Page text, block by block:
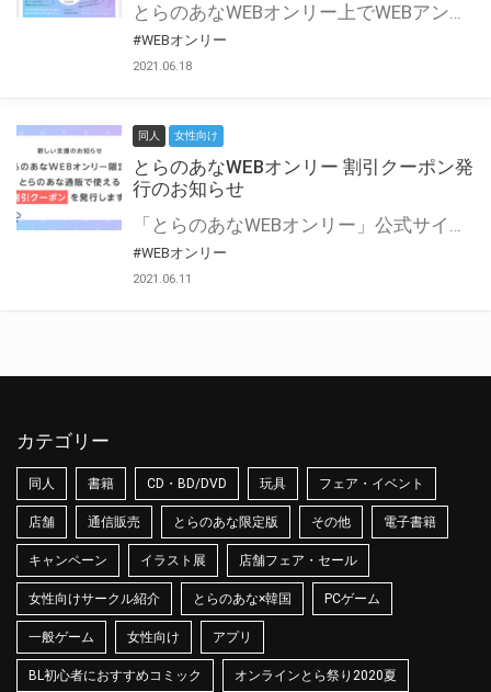
とらのあなWEBオンリー上でWEBアンソロジーが作成できる「記念コメント」について、その使い方や作成手順を解説します！ 支援タイプを「サークル参加型」「サークル参加型・マルシェ(イベント会場)機能付き」でお申し込みいただいている主催者様はぜひご活用ください♪ とらのあなWEBオンリーサイトはこちら
#WEBオンリー
2021.06.18
同人 女性向け
とらのあなWEBオンリー 割引クーポン発
行のお知らせ
「とらのあなWEBオンリー」公式サイトでとらのあな通販の「割引クーポン」を配布中！ イベントごとに開催当日限定で使える割引クーポンのシリアルコードを発行します。 とらのあなWEBオンリーのページをチェックして、イベント当日にお得にお買い物を楽しみましょう♪ ※本キャンペーンは予告なく終了する場合がございます。 とらのあなWEBオンリーサイトはこちら
#WEBオンリー
2021.06.11
カテゴリー
同人 書籍 CD・BD/DVD 玩具 フェア・イベント
店舗 通信販売 とらのあな限定版 その他 電子書籍
キャンペーン イラスト展 店舗フェア・セール
女性向けサークル紹介 とらのあな×韓国 PCゲーム
一般ゲーム 女性向け アプリ
BL初心者におすすめコミック オンラインとら祭り2020夏